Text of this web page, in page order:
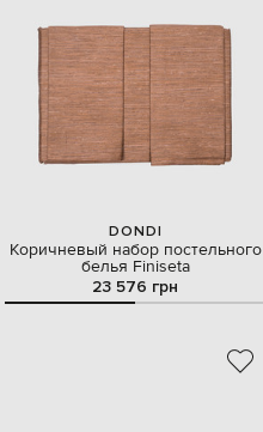
DONDI
Коричневый набор постельного
белья Finiseta
23 576 грн